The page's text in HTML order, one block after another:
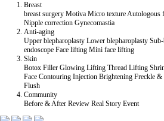
Breast
breast surgery Motiva Micro textureAutologous
Nipple correction Gynecomastia
Anti-aging
Upper blepharoplasty Lower blepharoplasty
endoscope Face lifting Mini face lifting
Skin
Botox Filler Glowing Lifting Thread Lifting
Face Contouring Injection Brightening Freckle &
Flush
Community
Before & After Review Real Story Event